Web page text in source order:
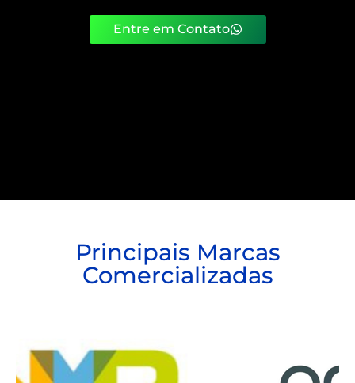
Entre em Contato
Principais Marcas
Comercializadas